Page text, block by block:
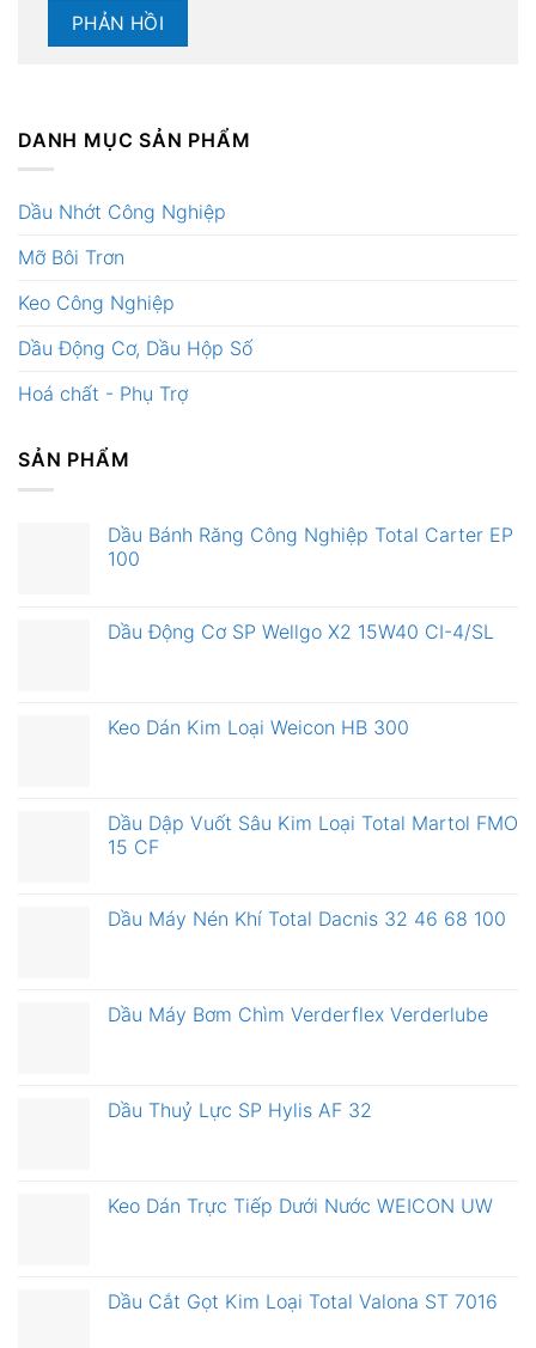
DANH MỤC SẢN PHẨM
Dầu Nhớt Công Nghiệp
Mỡ Bôi Trơn
Keo Công Nghiệp
Dầu Động Cơ, Dầu Hộp Số
Hoá chất - Phụ Trợ
SẢN PHẨM
Dầu Bánh Răng Công Nghiệp Total Carter EP
100
Dầu Động Cơ SP Wellgo X2 15W40 CI-4/SL
Keo Dán Kim Loại Weicon HB 300
Dầu Dập Vuốt Sâu Kim Loại Total Martol FMO
15 CF
Dầu Máy Nén Khí Total Dacnis 32 46 68 100
Dầu Máy Bơm Chìm Verderflex Verderlube
Dầu Thuỷ Lực SP Hylis AF 32
Keo Dán Trực Tiếp Dưới Nước WEICON UW
Dầu Cắt Gọt Kim Loại Total Valona ST 7016